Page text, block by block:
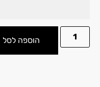
הוספה לסל